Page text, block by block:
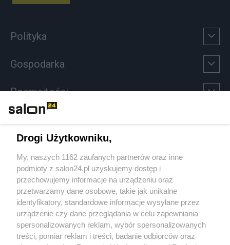
Polityka
Gospodarka
Rozmaitości
Sport
Społeczeństwo
Kultura
Drogi Użytkowniku,
My, naszych 1162 zaufanych partnerów oraz inne
podmioty z salon24.pl uzyskujemy dostęp i
przechowujemy informacje na urządzeniu oraz
przetwarzamy dane osobowe, takie jak unikalne
identyfikatory, standardowe informacje wysyłane przez
urządzenie czy dane przeglądania w celu zapewniania
spersonalizowanych reklam, wybór spersonalizowanych
treści, pomiar reklam i treści, badanie odbiorców oraz